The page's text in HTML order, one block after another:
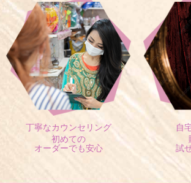
丁寧なカウンセリング
初めての
オーダーでも安心
自
試